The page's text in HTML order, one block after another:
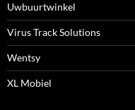
Uwbuurtwinkel
Virus Track Solutions
Wentsy
XL Mobiel